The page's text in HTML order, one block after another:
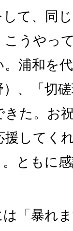
て、同
うやっ
浦和を
、「切
た。お
援してく
ともに
「暴れ